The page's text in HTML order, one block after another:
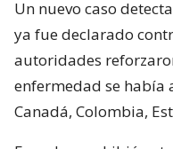
Un nuevo caso
ya fue declarado
autoridades
enfermedad se había
Canadá, Colombia,